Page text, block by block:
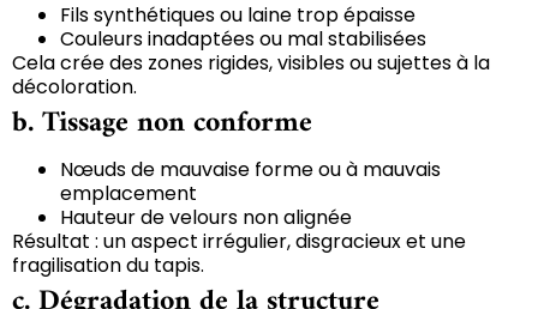
Fils synthétiques ou laine trop épaisse
Couleurs inadaptées ou mal stabilisées
Cela crée des zones rigides, visibles ou sujettes à la
décoloration.
b. Tissage non conforme
Nœuds de mauvaise forme ou à mauvais
emplacement
Hauteur de velours non alignée
Résultat : un aspect irrégulier, disgracieux et une
fragilisation du tapis.